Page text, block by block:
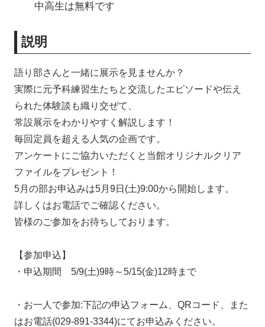
中高生は無料です
説明
語り部さんと一緒に展示を見ませんか？
実際に元予科練習生たちと交流したエピソードや伝え
られた体験談も織り交ぜて、
常設展示をわかりやすく解説します！
毎回定員を超える人気の企画です。
アンケートにご協力いただくと当館オリジナルクリア
ファイルをプレゼント！
5月の部お申込みは5月9日(土)9:00から開始します。
詳しくはお電話でご確認ください。
皆様のご参加をお待ちしております。
【参加申込】
・申込期間 5/9(土)9時～5/15(金)12時まで
・お一人で参加:下記の申込フォーム、QRコード、また
はお電話(029-891-3344)にてお申込みください。